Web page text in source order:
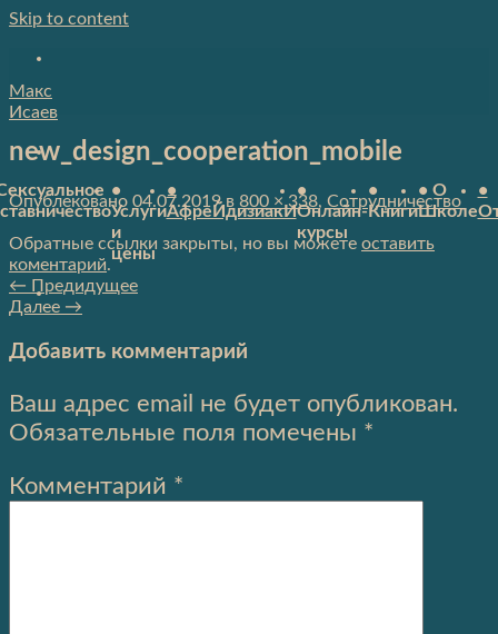
Skip to content
Макс
Исаев
•
Услуги
и
цены
•
АфреЙдизиакИ
•
Онлайн-
курсы
•
Книги
• О
Школе
•
new_design_cooperation_mobile
Опублековано 04.07.2019в 800 × 338, Сотрудничество
Обратные ссылки закрыты, но вы можете оставить
коментарий.
← Предидущее
Далее →
Добавить комментарий
Ваш адрес email не будет опубликован.
Обязательные поля помечены *
Комментарий *